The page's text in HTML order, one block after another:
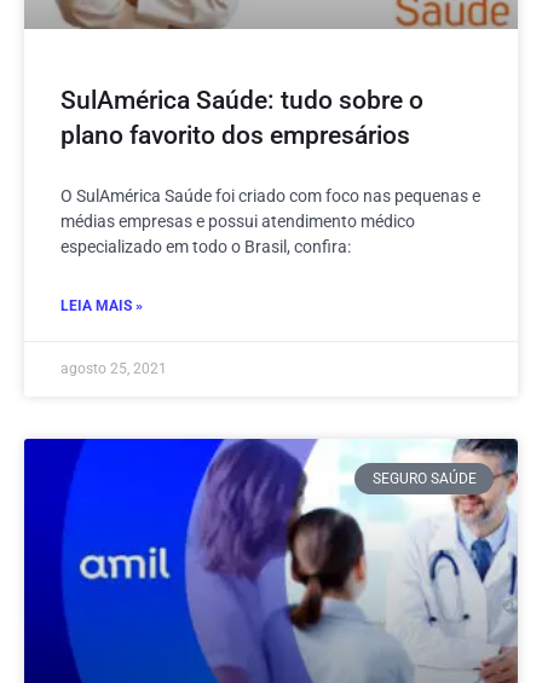
SulAmérica Saúde: tudo sobre o
plano favorito dos empresários
O SulAmérica Saúde foi criado com foco nas pequenas e
médias empresas e possui atendimento médico
especializado em todo o Brasil, confira:
LEIA MAIS »
agosto 25, 2021
SEGURO SAÚDE